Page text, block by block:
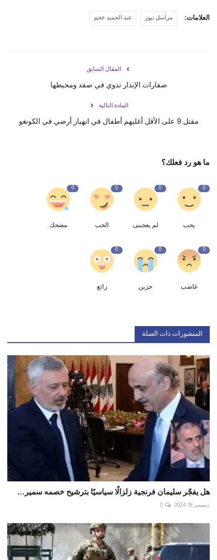
العلامات: مراسل نيوز عبد الحميد عجم
المقال السابق
‏صفارات الإنذار تدوي في صفد ومحيطها
المادة التالية
مقتل 9 على الأقل أغلبهم أطفال في انهيار أرضي في الكونغو
ما هو رد فعلك؟
0
يحب
0
لم يعجبنى
0
الحب
0
مضحك
0
غاضب
0
حزين
0
رائع
المنشورات ذات الصلة
هل يفجّر سليمان فرنجية زلزالًا سياسيًا بترشيح خصمه سمير...
ديسمبر 19, 2024 0